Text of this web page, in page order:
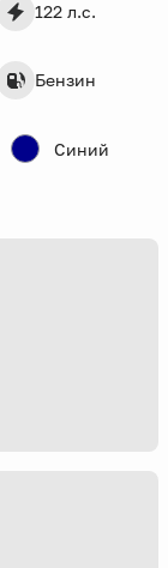
122 л.с.
Бензин
Синий